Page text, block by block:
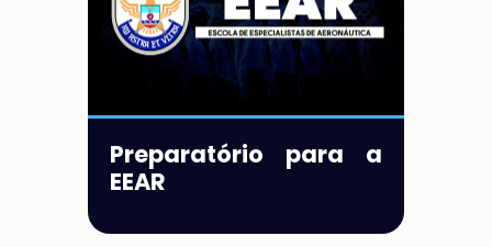
Preparatório para a
EEAR